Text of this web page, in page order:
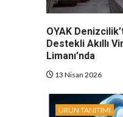
OYAK
Destekli Akıllı
Limanı’nda
13 Nisan 2026
ÜRÜN TANITIMI